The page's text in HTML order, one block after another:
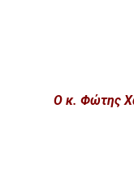
Ο κ. Φώτης